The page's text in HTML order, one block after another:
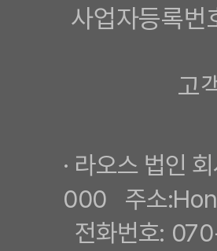
사업자등록
고
· 라오스 법인
000 주소
전화번호: